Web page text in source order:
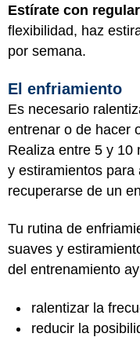
Estírate con
flexibilidad, haz
por semana.
El enfriamiento
Es necesario
entrenar o de hacer
Realiza entre 5 y 10
y estiramientos
recuperarse de un
Tu rutina de
suaves y
del entrenamiento
ralentizar la
reducir la